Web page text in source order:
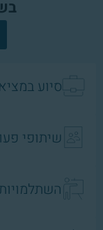
סיוע
שיתופי